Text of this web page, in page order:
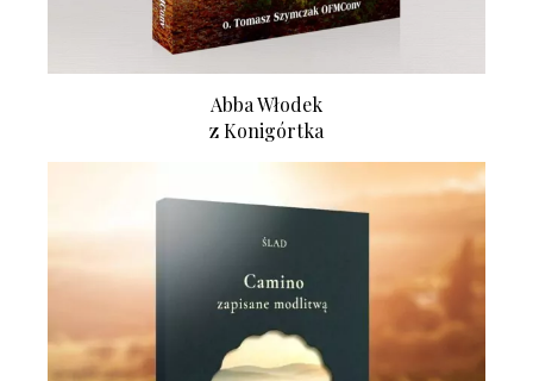
Abba Włodek
z Konigórtka